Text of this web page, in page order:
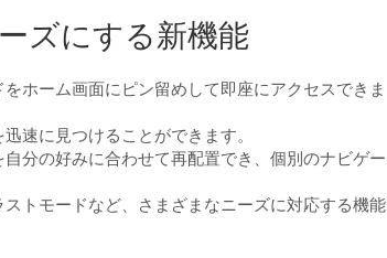
ズにする新機能
ホーム画面にピン留めして即座にアクセスできま
速に見つけることができます。
分の好みに合わせて再配置でき、個別のナビゲー
トモードなど、さまざまなニーズに対応する機能